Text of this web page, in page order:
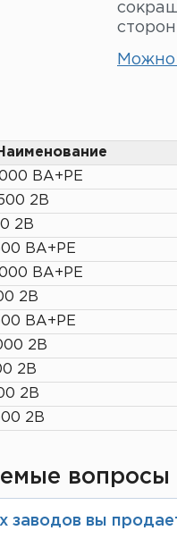
Можно
ВА+РЕ
2В
2В
ВА+РЕ
ВА+РЕ
2В
ВА+РЕ
2В
2В
2В
2В
вопросы
заводов вы